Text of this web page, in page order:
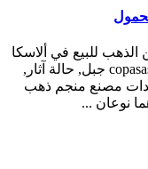
الذهب للبيع في ألاسكا
معدات, كيفية جعل محطم منجم للذهب copasasia جبل, حالة آثار,
مصنع منجم ذهب